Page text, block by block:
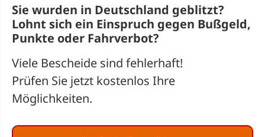
Sie wurden in Deutschland geblitzt?
Lohnt sich ein Einspruch gegen Bußgeld,
Punkte oder Fahrverbot?
Viele Bescheide sind fehlerhaft!
Prüfen Sie jetzt kostenlos Ihre
Möglichkeiten.